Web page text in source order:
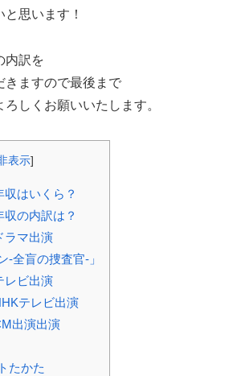
思います！
内訳を
きますので最後まで
ろしくお願いいたします。
表示]
はいくら？
の内訳は？
マ出演
-全盲の捜査官-」
ビ出演
テレビ出演
出演出演
たかた